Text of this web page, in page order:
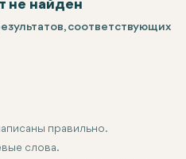
не найден
соответствующих
правильно.
слова.